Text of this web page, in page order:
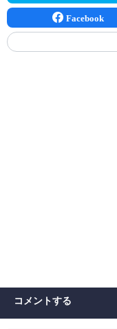
Facebook
コメントする